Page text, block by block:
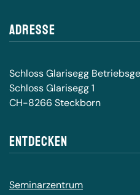
Adresse
Schloss Glarisegg
Schloss Glarisegg 1
CH-8266 Steckborn
Entdecken
Seminarzentrum